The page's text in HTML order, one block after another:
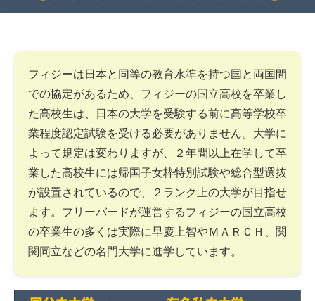
フィジーは日本と同等の教育水準を持つ国と両国間
での協定があるため、フィジーの国立高校を卒業し
た高校生は、日本の大学を受験する前に高等学校卒
業程度認定試験を受ける必要がありません。大学に
よって規定は変わりますが、２年間以上在学して卒
業した高校生には帰国子女枠特別試験や総合型選抜
が設置されているので、２ランク上の大学が目指せ
ます。フリーバードが運営するフィジーの国立高校
の卒業生の多くは実際に早慶上智やＭＡＲＣＨ、関
関同立などの名門大学に進学しています。